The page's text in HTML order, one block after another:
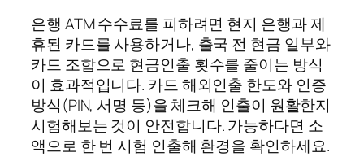
은행 ATM 수수료를 피하려면 현지 은행과 제
휴된 카드를 사용하거나, 출국 전 현금 일부와
카드 조합으로 현금인출 횟수를 줄이는 방식
이 효과적입니다. 카드 해외인출 한도와 인증
방식(PIN, 서명 등)을 체크해 인출이 원활한지
시험해보는 것이 안전합니다. 가능하다면 소
액으로 한 번 시험 인출해 환경을 확인하세요.